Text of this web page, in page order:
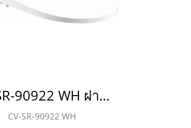
CV-SR-90922 WH ฝารองนั่งอัตโนมัติ แบบใช้ไฟฟ้า รุ่น Klirr Pro
CV-SR-90922 WH